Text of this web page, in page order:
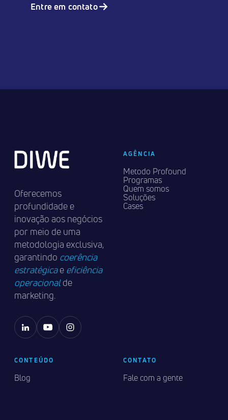
Entre em contato
Oferecemos
profundidade e
inovação aos negócios
por meio de uma
metodologia exclusiva,
garantindo coerência
estratégicae eficiência
operacionalde
marketing.
AGÊNCIA
Metodo Profound
Programas
Quem somos
Soluções
Cases
CONTEÚDO
Blog
CONTATO
Fale com a gente